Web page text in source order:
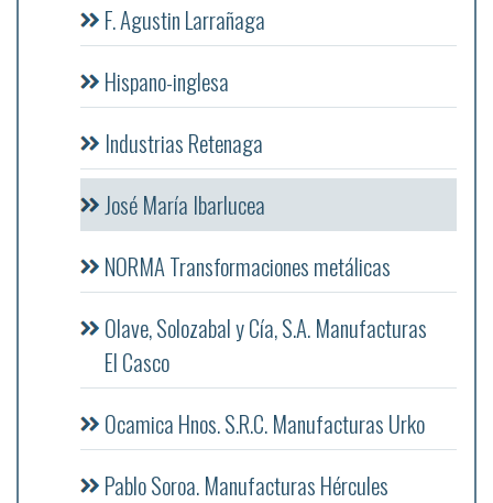
F. Agustin Larrañaga
Hispano-inglesa
Industrias Retenaga
José María Ibarlucea
NORMA Transformaciones metálicas
Olave, Solozabal y Cía, S.A. Manufacturas
El Casco
Ocamica Hnos. S.R.C. Manufacturas Urko
Pablo Soroa. Manufacturas Hércules